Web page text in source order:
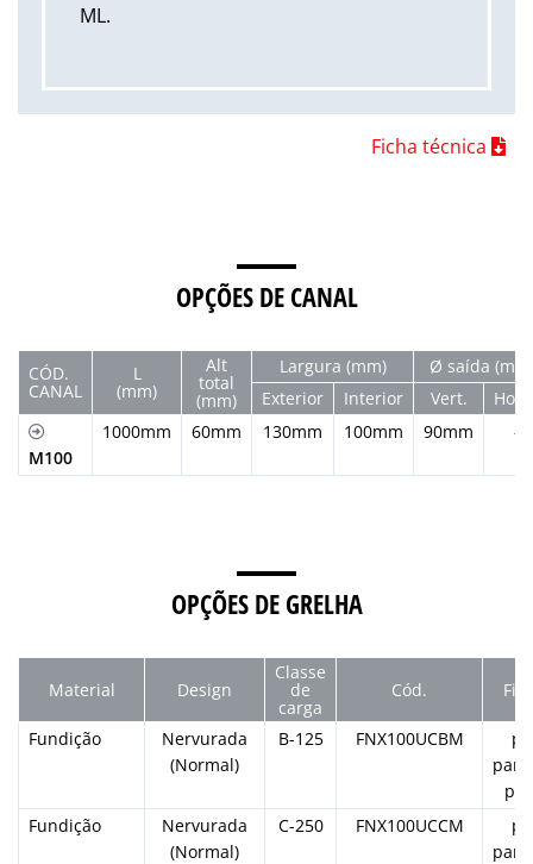
ML.
Ficha técnica
OPÇÕES DE CANAL
CÓD.
CANAL
L
(mm)
Alt
total
(mm)
Largura (mm)
Ø saída
Exterior
Interior Vert.
M100
1000mm 60mm 130mm 100mm 90mm -
OPÇÕES DE GRELHA
Material Design
Classe
de
carga
Cód.
Fundição
Nervurada
(Normal)
B-125 FNX100UCBM
Fundição
Nervurada
(Normal)
C-250 FNX100UCCM